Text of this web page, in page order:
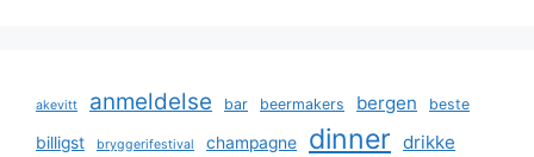
akevitt anmeldelse bar beermakers bergen beste
billigst bryggerifestival champagne dinner drikke